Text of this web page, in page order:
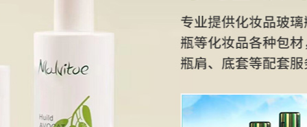
化妆品玻璃瓶
玻璃瓶
拉管瓶